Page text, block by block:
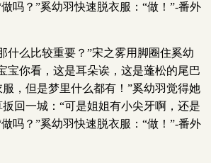
吗？”奚幼羽快速脱衣服：“做！”-番外
什么比较重要？”宋之雾用脚圈住奚幼
宝你看，这是耳朵诶，这是蓬松的尾巴
，但是梦里什么都有！”奚幼羽觉得她
回一城：“可是姐姐有小尖牙啊，还是
吗？”奚幼羽快速脱衣服：“做！”-番外